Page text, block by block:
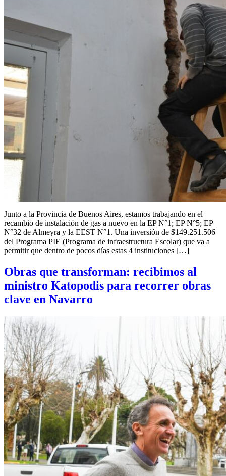
Junto a la Provincia de Buenos Aires, estamos trabajando en el
recambio de instalación de gas a nuevo en la EP N°1; EP N°5; EP
N°32 de Almeyra y la EEST N°1. Una inversión de $149.251.506
del Programa PIE (Programa de infraestructura Escolar) que va a
permitir que dentro de pocos días estas 4 instituciones […]
Obras que transforman: recibimos al
ministro Katopodis para recorrer obras
clave en Navarro